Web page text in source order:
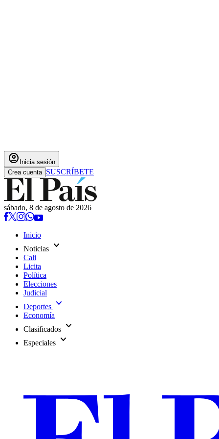
account_circle Inicia sesión
Crea cuenta SUSCRÍBETE
sábado, 8 de agosto de 2026
Inicio
Noticias expand_more
Cali
Licita
Política
Elecciones
Judicial
Deportes expand_more
Economía
Clasificados expand_more
Especiales expand_more